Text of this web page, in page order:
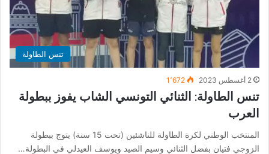
تنس الطاولة
2 أغسطس 2023 1٬672
تنس الطاولة: الثنائي التونسي الشاب يفوز ببطولة
العرب
المنتخب الوطني لكرة الطاولة للناشئين (تحت 15 سنة) يتوج ببطولة
الزوجي فتيان بفضل الثنائي وسيم الصيد ويوسف العيدلي في البطولة…